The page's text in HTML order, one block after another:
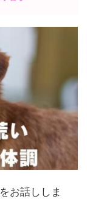
お話ししま